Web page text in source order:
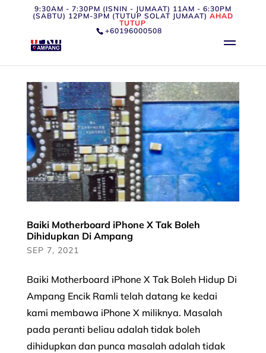
9:30AM - 7:30PM (ISNIN - JUMAAT) 11AM - 6:30PM
(SABTU) 12PM-3PM (TUTUP SOLAT JUMAAT) AHAD
TUTUP
+60196000508
Baiki Motherboard iPhone X Tak Boleh
Dihidupkan Di Ampang
SEP 7, 2021
Baiki Motherboard iPhone X Tak Boleh Hidup Di
Ampang Encik Ramli telah datang ke kedai
kami membawa iPhone X miliknya. Masalah
pada peranti beliau adalah tidak boleh
dihidupkan dan punca masalah adalah tidak